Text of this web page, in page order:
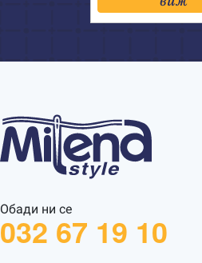
Обади ни се
032 67 19 10